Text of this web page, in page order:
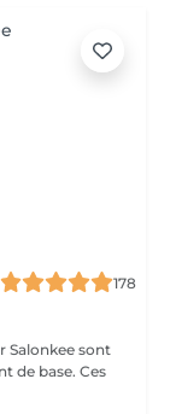
178
Salonkee sont
de base. Ces